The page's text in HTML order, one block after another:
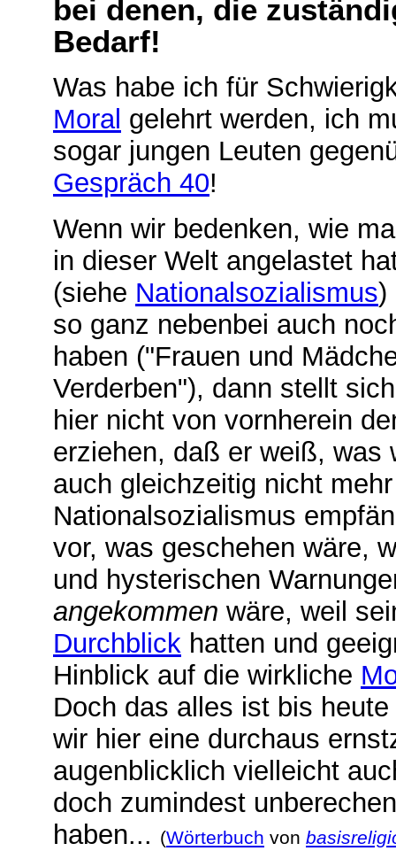
bei denen, die
Bedarf!
Was habe ich für
Moral gelehrt werden, ich
sogar jungen Leuten
Gespräch 40!
Wenn wir bedenken, wie
in dieser Welt angelastet
(siehe Nationalsozialismus)
so ganz nebenbei auch
haben ("Frauen und
Verderben"), dann stellt
hier nicht von vornherein
erziehen, daß er weiß,
auch gleichzeitig nicht
Nationalsozialismus
vor, was geschehen wäre,
und hysterischen
angekommen wäre, weil
Durchblick hatten und
Hinblick auf die wirkliche
Doch das alles ist bis
wir hier eine durchaus
augenblicklich vielleicht
doch zumindest
haben... (Wörterbuch von